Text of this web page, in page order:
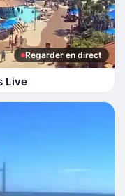
Regarder en direct
Live